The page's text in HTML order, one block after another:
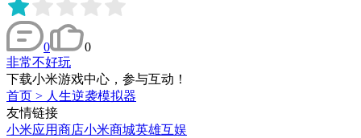
0
0
非常不好玩
下载小米游戏中心，参与互动！
首页 > 人生逆袭模拟器
友情链接
小米应用商店小米商城英雄互娱